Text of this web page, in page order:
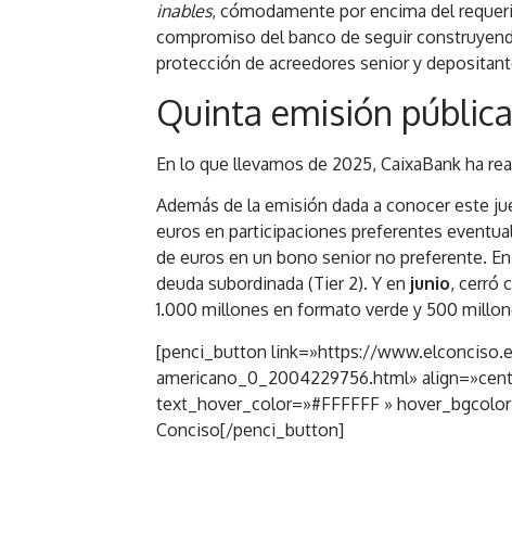
inables, cómodamente por encima del
compromiso del banco de seguir
protección de acreedores senior y
Quinta emisión
En lo que llevamos de 2025, CaixaBank ha
Además de la emisión dada a conocer este
euros en participaciones preferentes
de euros en un bono senior no preferente.
deuda subordinada (Tier 2). Y en junio, cerró
1.000 millones en formato verde y 500
[penci_button link=»https://
americano_0_2004229756.html»
text_hover_color=»#FFFFFF »
Conciso[/penci_button]